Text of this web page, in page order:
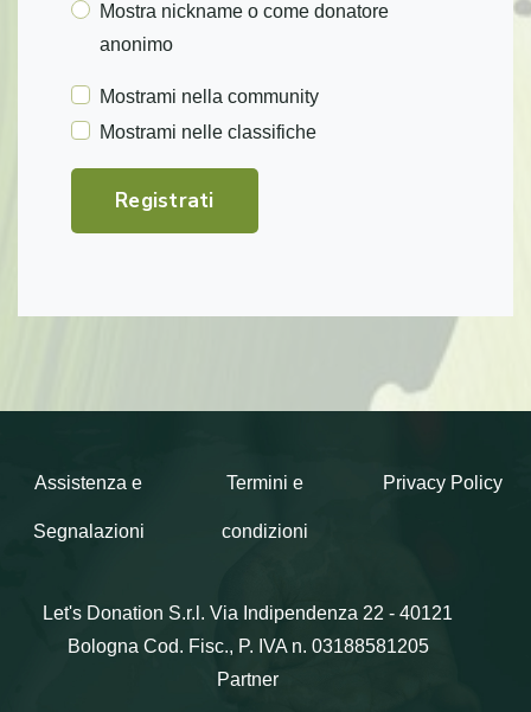
Mostra nickname o come donatore
anonimo
Mostrami nella community
Mostrami nelle classifiche
Registrati
Assistenza e
Segnalazioni
Termini e
condizioni
Privacy Policy
Let's Donation S.r.l. Via Indipendenza 22 - 40121
Bologna Cod. Fisc., P. IVA n. 03188581205
Partner